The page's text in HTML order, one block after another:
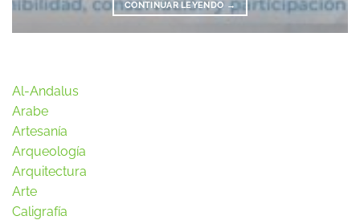
CONTINUAR LEYENDO →
Al-Andalus
Arabe
Artesanía
Arqueología
Arquitectura
Arte
Caligrafía